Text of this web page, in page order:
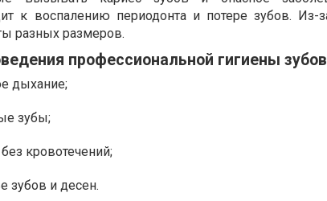
к воспалению периодонта и потере зубов. Из-
разных размеров.
профессиональной гигиены
дыхание;
зубы;
кровотечений;
зубов и десен.